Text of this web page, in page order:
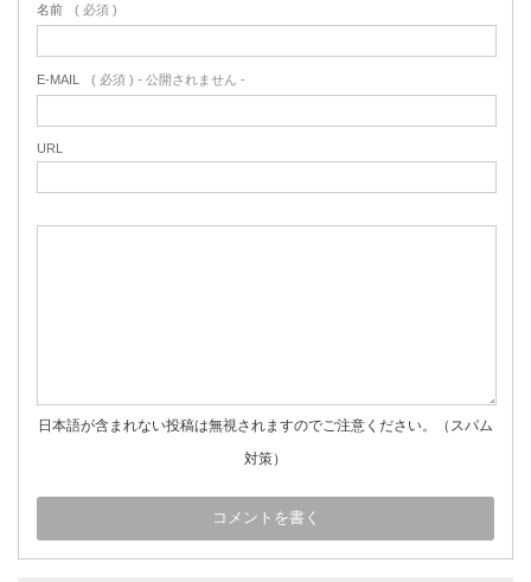
名前 ( 必須 )
E-MAIL ( 必須 ) - 公開されません -
URL
日本語が含まれない投稿は無視されますのでご注意ください。（スパム
対策）